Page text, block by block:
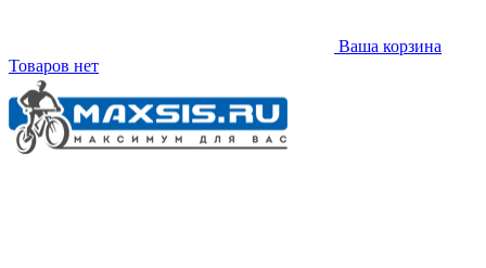
Ваша корзина
Товаров нет